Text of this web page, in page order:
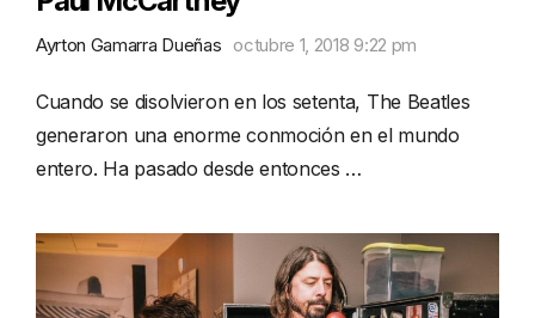
Ayrton Gamarra Dueñas octubre 1, 2018 9:22 pm
Cuando se disolvieron en los setenta, The Beatles
generaron una enorme conmoción en el mundo
entero. Ha pasado desde entonces …